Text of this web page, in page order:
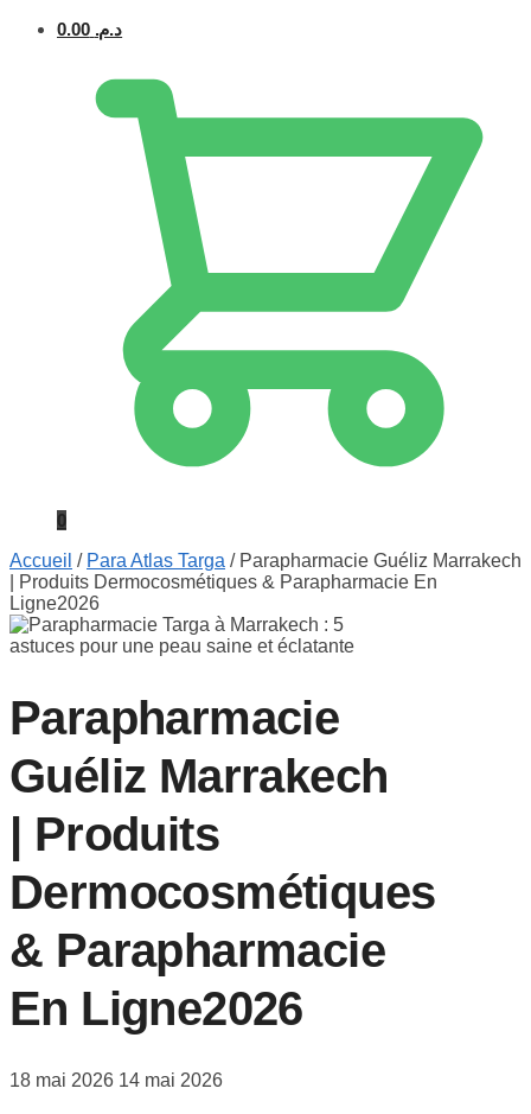
د.م. 0.00
0
Accueil / Para Atlas Targa / Parapharmacie Guéliz Marrakech
| Produits Dermocosmétiques & Parapharmacie En
Ligne2026
Parapharmacie
Guéliz Marrakech
| Produits
Dermocosmétiques
& Parapharmacie
En Ligne2026
18 mai 2026 14 mai 2026